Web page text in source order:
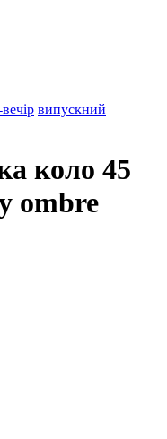
випускний
коло 45
ombre